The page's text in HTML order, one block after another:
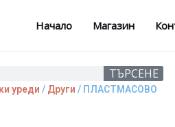
Начало Магазин
ТЪРСЕНЕ
уреди / Други / ПЛАСТМАСОВО